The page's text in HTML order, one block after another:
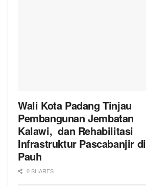
Wali Kota Padang Tinjau
Pembangunan Jembatan
Kalawi, dan Rehabilitasi
Infrastruktur Pascabanjir di
Pauh
0 SHARES